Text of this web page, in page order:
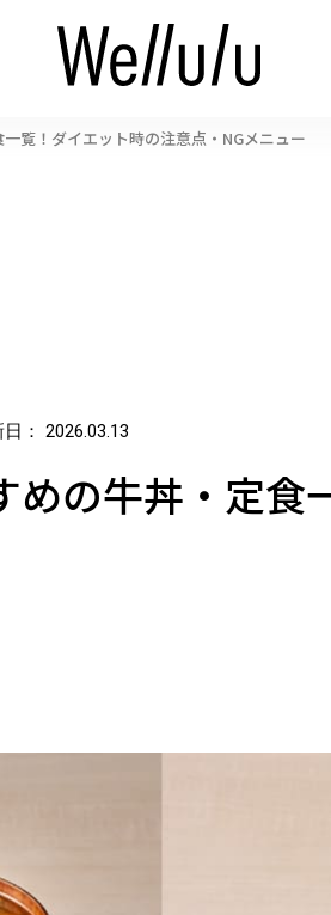
覧！ダイエット時の注意点・NGメニュー
： 2026.03.13
の牛丼・定食